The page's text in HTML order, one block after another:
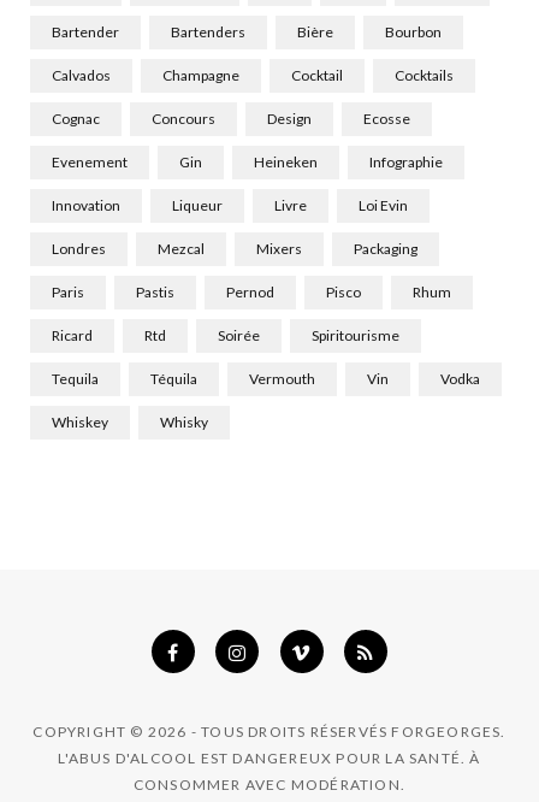
Bartender Bartenders Bière Bourbon
Calvados Champagne Cocktail Cocktails
Cognac Concours Design Ecosse
Evenement Gin Heineken Infographie
Innovation Liqueur Livre Loi Evin
Londres Mezcal Mixers Packaging
Paris Pastis Pernod Pisco Rhum
Ricard Rtd Soirée Spiritourisme
Tequila Téquila Vermouth Vin Vodka
Whiskey Whisky
COPYRIGHT © 2026 - TOUS DROITS RÉSERVÉS FORGEORGES.
L'ABUS D'ALCOOL EST DANGEREUX POUR LA SANTÉ. À
CONSOMMER AVEC MODÉRATION.